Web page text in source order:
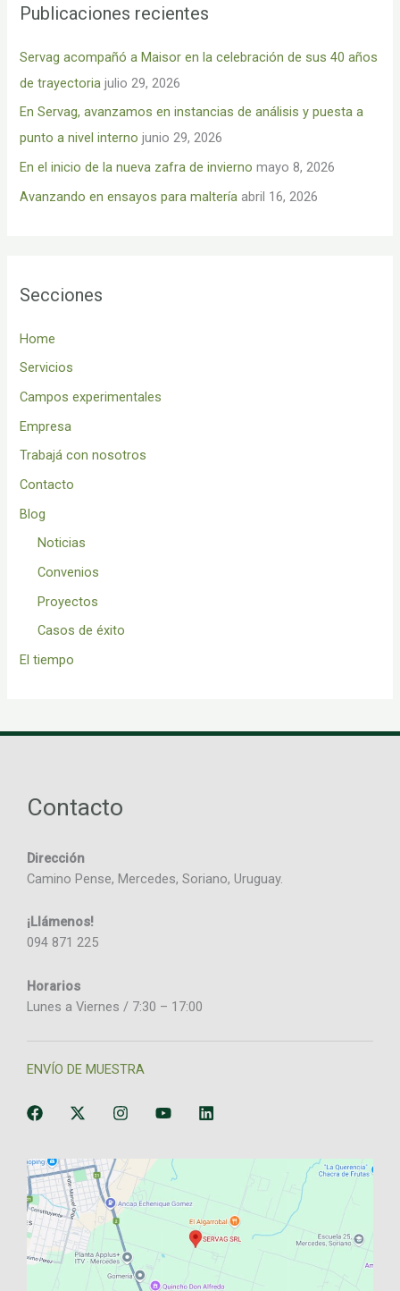
a
p
o
r
:
Publicaciones recientes
Servag acompañó a Maisor en la celebración de sus 40 años
de trayectoria julio 29, 2026
En Servag, avanzamos en instancias de análisis y puesta a
punto a nivel interno junio 29, 2026
En el inicio de la nueva zafra de invierno mayo 8, 2026
Avanzando en ensayos para maltería abril 16, 2026
Secciones
Home
Servicios
Campos experimentales
Empresa
Trabajá con nosotros
Contacto
Blog
Noticias
Convenios
Proyectos
Casos de éxito
El tiempo
Contacto
Dirección
Camino Pense, Mercedes, Soriano, Uruguay.
¡Llámenos!
094 871 225
Horarios
Lunes a Viernes / 7:30 – 17:00
ENVÍO DE MUESTRA